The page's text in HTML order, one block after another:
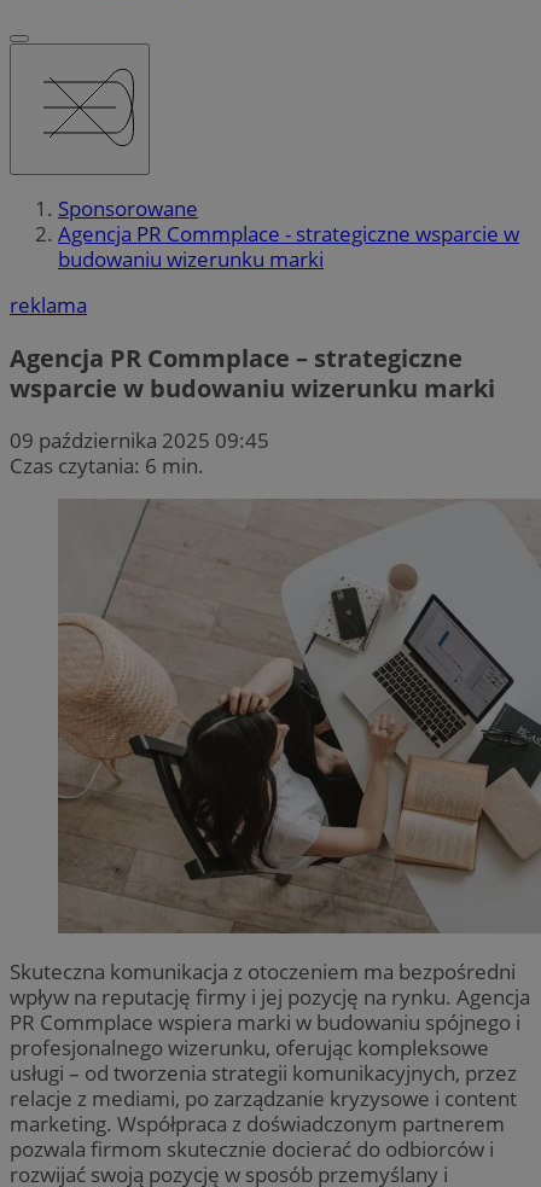
Sponsorowane
Agencja PR Commplace - strategiczne wsparcie w
budowaniu wizerunku marki
reklama
Agencja PR Commplace – strategiczne
wsparcie w budowaniu wizerunku marki
09 października 2025 09:45
Czas czytania: 6 min.
Skuteczna komunikacja z otoczeniem ma bezpośredni
wpływ na reputację firmy i jej pozycję na rynku. Agencja
PR Commplace wspiera marki w budowaniu spójnego i
profesjonalnego wizerunku, oferując kompleksowe
usługi – od tworzenia strategii komunikacyjnych, przez
relacje z mediami, po zarządzanie kryzysowe i content
marketing. Współpraca z doświadczonym partnerem
pozwala firmom skutecznie docierać do odbiorców i
rozwijać swoją pozycję w sposób przemyślany i